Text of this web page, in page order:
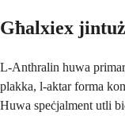
Għalxiex
L-Anthralin huwa
plakka, l-aktar forma
Huwa speċjalment utli